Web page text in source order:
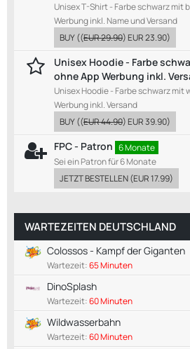
Unisex T-Shirt - Farbe schwarz mit
Werbung inkl. Name und Versand
BUY((EUR 29.90)EUR 23.90)
Unisex Hoodie - Farbe
ohne App Werbung inkl.
Unisex Hoodie - Farbe schwarz mit
Werbung inkl. Versand
BUY((EUR 44.90)EUR 39.90)
FPC - Patron 6 Monate
Sei ein Patron für 6 Monate
JETZT BESTELLEN(EUR 17.99)
WARTEZEITEN DEUTSCHLAND
Colossos - Kampf der Giganten
Wartezeit:65 Minuten
DinoSplash
Wartezeit:60 Minuten
Wildwasserbahn
Wartezeit:60 Minuten